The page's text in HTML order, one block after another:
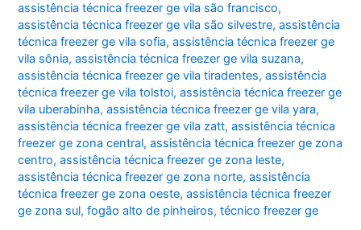
assistência técnica freezer ge vila são francisco,
assistência técnica freezer ge vila são silvestre,assistência
técnica freezer ge vila sofia,assistência técnica freezer ge
vila sônia,assistência técnica freezer ge vila suzana,
assistência técnica freezer ge vila tiradentes,assistência
técnica freezer ge vila tolstoi,assistência técnica freezer ge
vila uberabinha,assistência técnica freezer ge vila yara,
assistência técnica freezer ge vila zatt,assistência técnica
freezer ge zona central,assistência técnica freezer ge zona
centro,assistência técnica freezer ge zona leste,
assistência técnica freezer ge zona norte,assistência
técnica freezer ge zona oeste,assistência técnica freezer
ge zona sul,fogão alto de pinheiros,técnico freezer ge